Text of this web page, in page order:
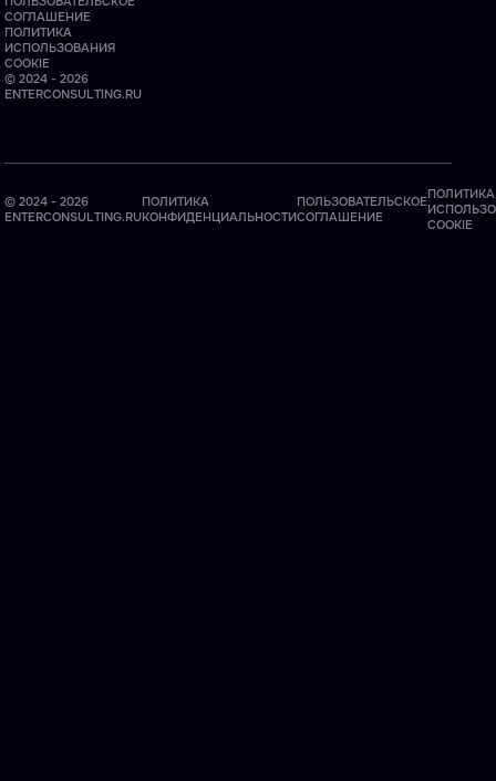
СОГЛАШЕНИЕ
ПОЛИТИКА
ИСПОЛЬЗОВАНИЯ
COOKIE
© 2024 - 2026
ENTERCONSULTING.RU
© 2024 - 2026
ENTERCONSULTING.RU
ПОЛИТИКА
КОНФИДЕНЦИАЛЬНОСТИ
ПОЛЬЗОВАТЕЛЬСКОЕ
СОГЛАШЕНИЕ
ПОЛИТИКА
COOKIE